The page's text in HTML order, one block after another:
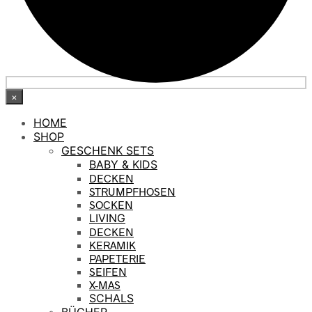
×
HOME
SHOP
GESCHENK SETS
BABY & KIDS
DECKEN
STRUMPFHOSEN
SOCKEN
LIVING
DECKEN
KERAMIK
PAPETERIE
SEIFEN
X-MAS
SCHALS